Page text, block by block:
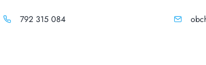
792 315 084